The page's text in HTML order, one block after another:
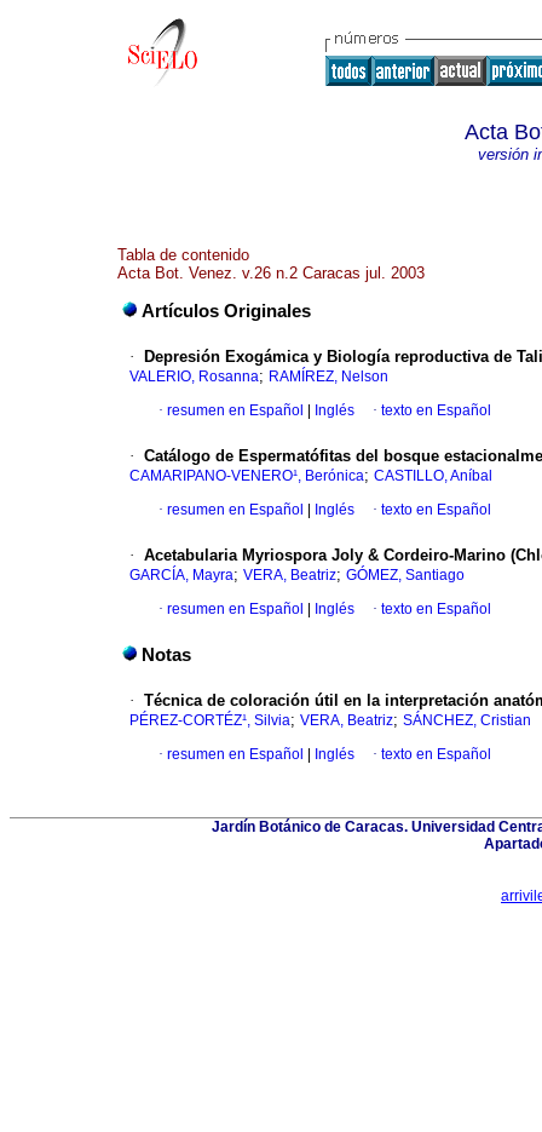
Acta
versión
Tabla de contenido
Acta Bot. Venez. v.26 n.2 Caracas jul. 2003
Artículos Originales
· Depresión Exogámica y Biología reproductiva de
VALERIO, Rosanna; RAMÍREZ, Nelson
· resumen en Español Inglés · texto en Español
· Catálogo de Espermatófitas del bosque
CAMARIPANO-VENERO¹, Berónica; CASTILLO, Aníbal
· resumen en Español Inglés · texto en Español
· Acetabularia Myriospora Joly & Cordeiro-Marino
GARCÍA, Mayra; VERA, Beatriz; GÓMEZ, Santiago
· resumen en Español Inglés · texto en Español
Notas
· Técnica de coloración útil en la interpretación
PÉREZ-CORTÉZ¹, Silvia; VERA, Beatriz; SÁNCHEZ, Cristian
· resumen en Español Inglés · texto en Español
Jardín Botánico de Caracas. Universidad